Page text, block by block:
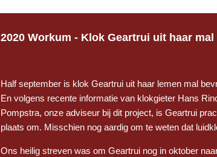
2020 Workum - Klok Geartrui uit haar mal
Half september is klok Geartrui uit haar lemen mal
En volgens recente informatie van klokgieter Hans
Pompstra, onze adviseur bij dit project, is Geartrui
plaats om. Misschien nog aardig om te weten dat
Ons heilig streven was om Geartrui nog in oktober